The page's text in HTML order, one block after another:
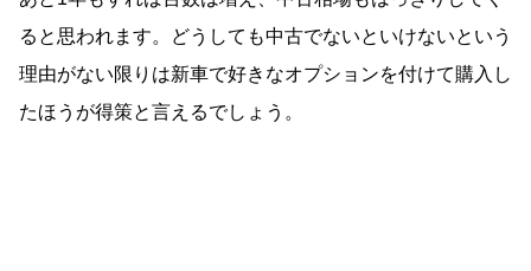
ると思われます。どうしても中古でないといけないという
理由がない限りは新車で好きなオプションを付けて購入し
たほうが得策と言えるでしょう。